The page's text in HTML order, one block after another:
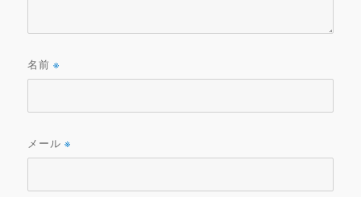
名前※
メール※